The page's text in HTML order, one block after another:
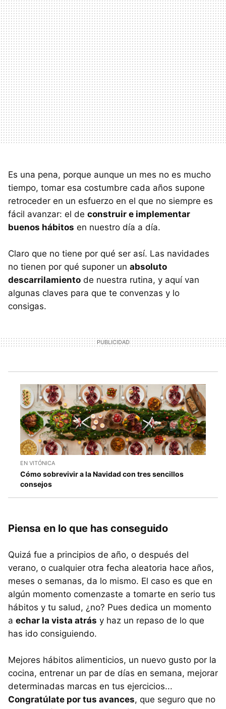
Es una pena, porque aunque un mes no es mucho
tiempo, tomar esa costumbre cada años supone
retroceder en un esfuerzo en el que no siempre es
fácil avanzar: el de construir e implementar
buenos hábitos en nuestro día a día.
Claro que no tiene por qué ser así. Las navidades
no tienen por qué suponer un absoluto
descarrilamiento de nuestra rutina, y aquí van
algunas claves para que te convenzas y lo
consigas.
EN VITÓNICA
Cómo sobrevivir a la Navidad con tres sencillos
consejos
Piensa en lo que has conseguido
Quizá fue a principios de año, o después del
verano, o cualquier otra fecha aleatoria hace años,
meses o semanas, da lo mismo. El caso es que en
algún momento comenzaste a tomarte en serio tus
hábitos y tu salud, ¿no? Pues dedica un momento
a echar la vista atrás y haz un repaso de lo que
has ido consiguiendo.
Mejores hábitos alimenticios, un nuevo gusto por la
cocina, entrenar un par de días en semana, mejorar
determinadas marcas en tus ejercicios...
Congratúlate por tus avances, que seguro que no